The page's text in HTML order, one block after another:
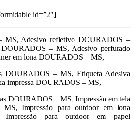
id=”2″]
MS, Adesivo refletivo DOURADOS –
– MS, Adesivo perfurado
em lona DOURADOS – MS,
DOURADOS – MS, Etiqueta Adesiva
impressa DOURADOS – MS,
DOURADOS – MS, Impressão em tela
Impressão para outdoor em lona
para outdoor em papel